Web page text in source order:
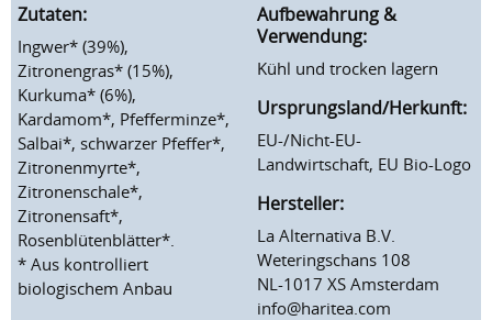
Zutaten:
Ingwer* (39%),
Zitronengras* (15%),
Kurkuma* (6%),
Kardamom*, Pfefferminze*,
Salbai*, schwarzer Pfeffer*,
Zitronenmyrte*,
Zitronenschale*,
Zitronensaft*,
Rosenblütenblätter*.
* Aus kontrolliert
biologischem Anbau
Aufbewahrung &
Verwendung:
Kühl und trocken lagern
Ursprungsland/Herkunft:
EU-/Nicht-EU-
Landwirtschaft, EU Bio-Logo
Hersteller:
La Alternativa B.V.
Weteringschans 108
NL-1017 XS Amsterdam
info@haritea.com